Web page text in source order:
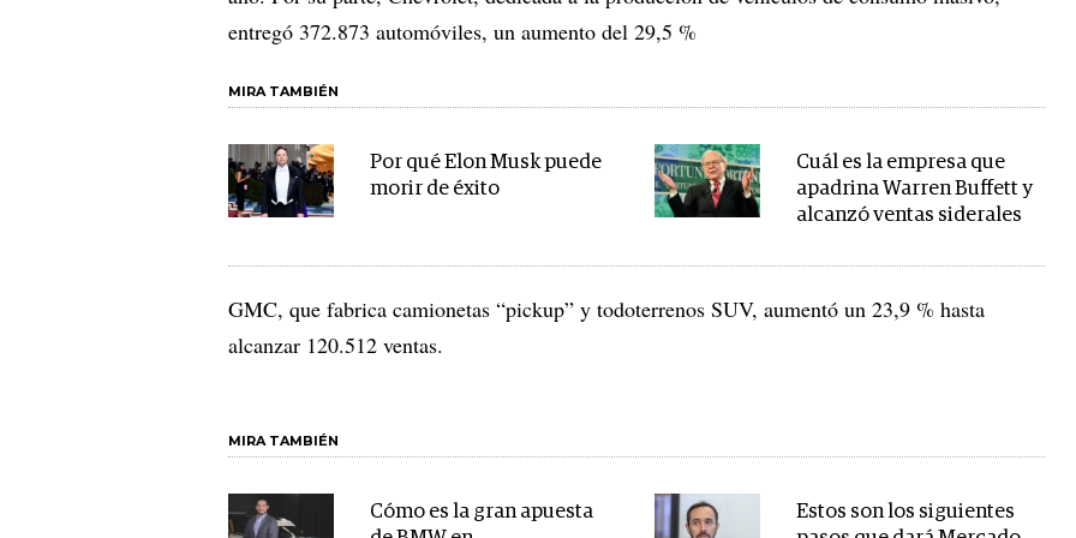
entregó 372.873 automóviles, un aumento del 29,5 %
MIRA TAMBIÉN
Por qué Elon Musk puede
morir de éxito
Cuál es la empresa que
apadrina Warren Buffett y
alcanzó ventas siderales
GMC, que fabrica camionetas “pickup” y todoterrenos SUV, aumentó un 23,9 % hasta
alcanzar 120.512 ventas.
MIRA TAMBIÉN
Cómo es la gran apuesta
Estos son los siguientes